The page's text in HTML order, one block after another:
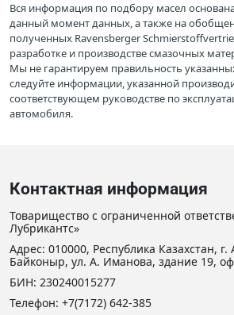
Вся информация по подбору масел
данный момент данных, а также на
полученных Ravensberger
разработке и производстве смазочных
Мы не гарантируем правильность
следуйте информации, указанной
соответствующем руководстве по
автомобиля.
Контактная информация
Товарищество с ограниченной
Лубрикантс»
Адрес: 010000, Республика Казахстан, г.
Байконыр, ул. А. Иманова, здание 19,
БИН: 230240015277
Телефон: +7(7172) 642-385